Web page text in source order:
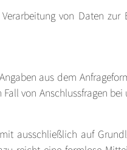
von Daten zur
aus dem
von Anschlussfragen bei
ausschließlich auf